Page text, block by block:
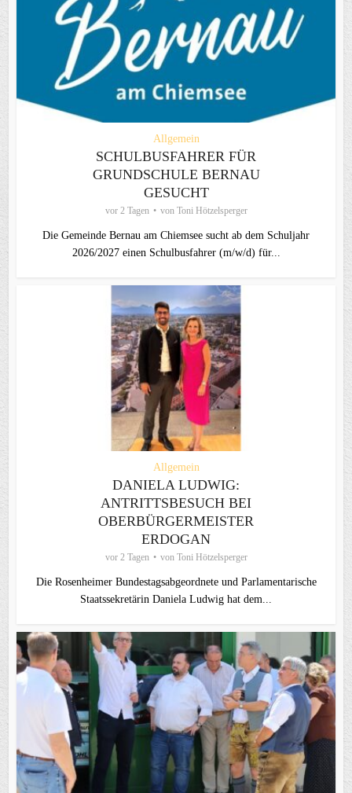
Allgemein
SCHULBUSFAHRER FÜR
GRUNDSCHULE BERNAU
GESUCHT
vor 2 Tagen von Toni Hötzelsperger
Die Gemeinde Bernau am Chiemsee sucht ab dem Schuljahr
2026/2027 einen Schulbusfahrer (m/w/d) für...
Allgemein
DANIELA LUDWIG:
ANTRITTSBESUCH BEI
OBERBÜRGERMEISTER
ERDOGAN
vor 2 Tagen von Toni Hötzelsperger
Die Rosenheimer Bundestagsabgeordnete und Parlamentarische
Staatssekretärin Daniela Ludwig hat dem...